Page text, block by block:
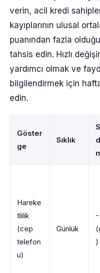
verin, acil kredi
kayıplarının ulusal
puanından fazla
tahsis edin. Hızlı
yardımcı olmak ve
bilgilendirmek için
edin.
Göster
ge
Sıklık
Hareke
tlilik
(cep
telefon
u)
Günlük
)